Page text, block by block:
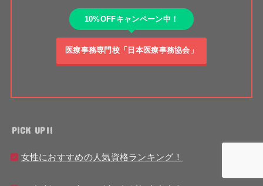
10%OFFキャンペーン中！
医療事務専門校「日本医療事務協会」
PICK UP!!
女性におすすめの人気資格ランキング！